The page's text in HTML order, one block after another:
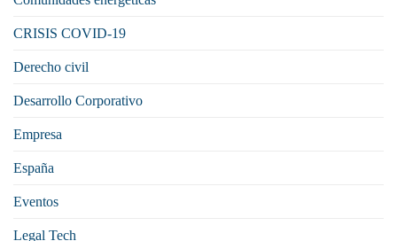
CRISIS COVID-19
Derecho civil
Desarrollo Corporativo
Empresa
España
Eventos
Legal Tech